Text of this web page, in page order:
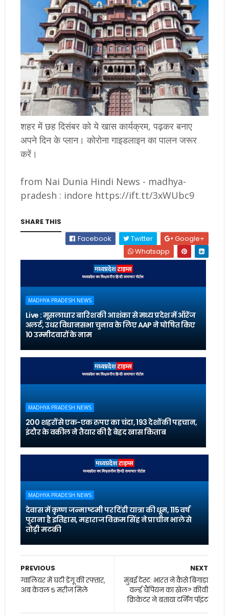
शहर में छह दिसंबर को ये खास कार्यक्रम, पढ़कर बनाए
अपने दिन के प्लान। कोरोना गाइडलाइन का पालन जरूर
करें।
from Nai Dunia Hindi News - madhya-
pradesh : indore https://ift.tt/3xWUbc9
SHARE THIS
Facebook
Twitter
Google+
Whatsapp
MADHYA PRADESH NEWS
Live : मूसलाधार बारिश की आशंका से मध्य प्रदेश में ऑरेंज
अलर्ट, उधर विधानसभा चुनाव के लिए AAP ने घोषित किए
10 उम्मीदवारों के नाम
MADHYA PRADESH NEWS
200 शहरों से एक-एक रुपए का चंदा, 193 देशों की पहचान,
इंदौर के वकील ने तैयार की है बेहद खास किताब
MADHYA PRADESH NEWS
देवास में कृष्ण जन्माष्टमी पर दिंडी यात्रा की धूम, 115 वर्ष
पुराना है इतिहास, महाराज विक्रम सिंह ने प्राचीन भाले से
तोड़ी मटकी
NEXT
मुंबई टेस्ट: भारत ने कैसे बिगाड़ा
वर्ल्ड चैंपियन का खेल? कीवी
क्रिकेटर ने बताया टर्निंग पॉइंट
PREVIOUS
ग्वालियर में घटी डेंगू की रफ्तार,
अब केवल 5 मरीज मिले